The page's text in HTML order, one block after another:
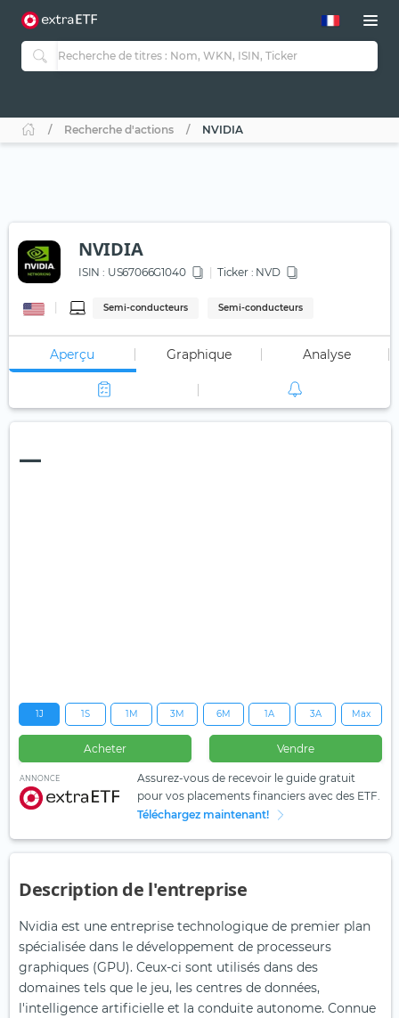
Recherche d'actions NVIDIA
NVIDIA
ISIN : US67066G1040 Ticker : NVD
Semi-conducteurs Semi-conducteurs
Aperçu Graphique Analyse
—
1J 1S 1M 3M 6M 1A 3A Max
Acheter Vendre
ANNONCE
Assurez-vous de recevoir le guide gratuit
pour vos placements financiers avec des ETF.
Téléchargez maintenant!
Description de l'entreprise
Nvidia est une entreprise technologique de premier plan
spécialisée dans le développement de processeurs
graphiques (GPU). Ceux-ci sont utilisés dans des
domaines tels que le jeu, les centres de données,
l'intelligence artificielle et la conduite autonome. Connue